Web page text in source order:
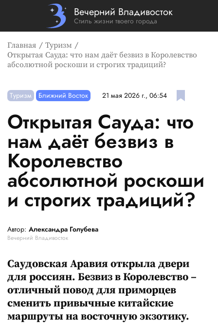
Вечерний Владивосток
Стиль жизни твоего города
Главная
Туризм
Открытая Сауда: что нам даёт безвиз в Королевство
абсолютной роскоши и строгих традиций?
Туризм Ближний Восток 21 мая 2026 г., 06:54
Открытая Сауда: что
нам даёт безвиз в
Королевство
абсолютной роскоши
и строгих традиций?
Автор: Александра Голубева
Вечерний Владивосток
Саудовская Аравия открыла двери
для россиян. Безвиз в Королевство –
отличный повод для приморцев
сменить привычные китайские
маршруты на восточную экзотику.